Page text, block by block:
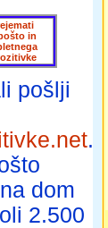
in
pošlji
.
dom
2.500